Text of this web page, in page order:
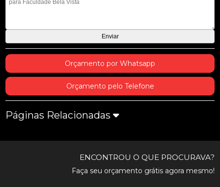
Orçamento por Whatsapp
Orçamento pelo Telefone
Páginas Relacionadas
ENCONTROU O QUE PROCURAVA?
Faça seu orçamento grátis agora mesmo!